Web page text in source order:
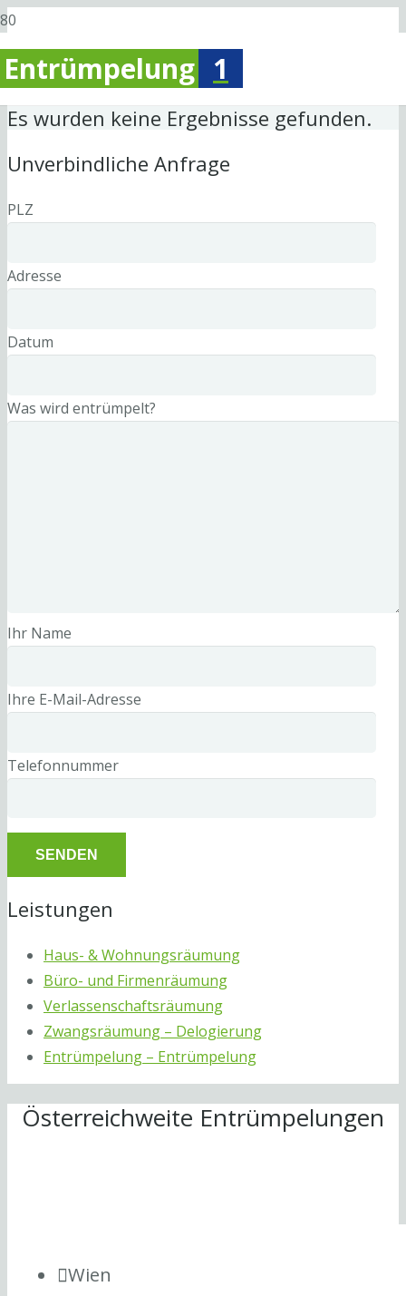
Entrümpelung 1
Es wurden keine Ergebnisse gefunden.
Unverbindliche Anfrage
PLZ
Adresse
Datum
Was wird entrümpelt?
Ihr Name
Ihre E-Mail-Adresse
Telefonnummer
Leistungen
Haus- & Wohnungsräumung
Büro- und Firmenräumung
Verlassenschaftsräumung
Zwangsräumung – Delogierung
Entrümpelung – Entrümpelung
Österreichweite Entrümpelungen
Wien